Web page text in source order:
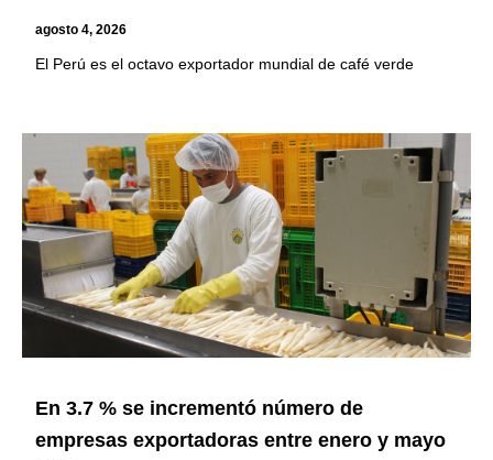
agosto 4, 2026
El Perú es el octavo exportador mundial de café verde
En 3.7 % se incrementó número de
empresas exportadoras entre enero y mayo